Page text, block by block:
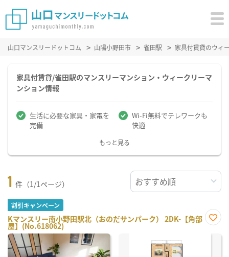
山口マンスリードットコム 山陽小野田市 雀田駅 家具付賃貸のウィ
家具付賃貸/雀田駅のマンスリーマンション・ウィークリーマ
ンション情報
生活に必要な家具・家電を
完備
Wi-Fi無料でテレワークも
快適
もっと見る
1 件（1/1ページ）
割引キャンペーン
Kマンスリー南小野田駅北（おのだサンパーク） 2DK-【角部
屋】(No.618062)
に入